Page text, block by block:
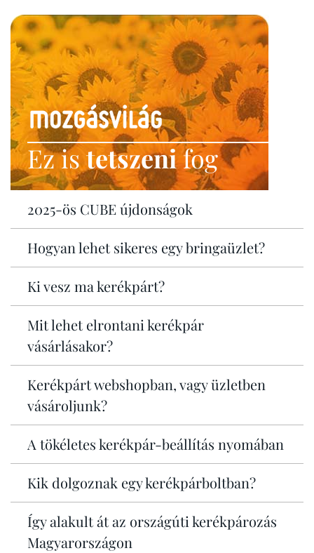
Ez istetszenifog
2025-ös CUBE újdonságok
Hogyan lehet sikeres egy bringaüzlet?
Ki vesz ma kerékpárt?
Mit lehet elrontani kerékpár
vásárlásakor?
Kerékpárt webshopban, vagy üzletben
vásároljunk?
A tökéletes kerékpár-beállítás nyomában
Kik dolgoznak egy kerékpárboltban?
Így alakult át az országúti kerékpározás
Magyarországon